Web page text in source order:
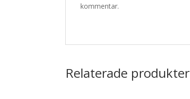
kommentar.
Relaterade produkter